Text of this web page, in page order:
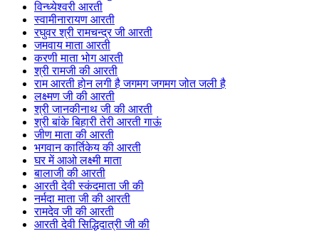
विन्ध्येश्वरी आरती
स्वामीनारायण आरती
रघुवर श्री रामचन्द्र जी आरती
जमवाय माता आरती
करणी माता भोग आरती
श्री रामजी की आरती
राम आरती होन लगी है जगमग जगमग जोत जली है
लक्ष्मण जी की आरती
श्री जानकीनाथ जी की आरती
श्री बांके बिहारी तेरी आरती गाऊं
जीण माता की आरती
भगवान कार्तिकेय की आरती
घर में आओ लक्ष्मी माता
बालाजी की आरती
आरती देवी स्कंदमाता जी की
नर्मदा माता जी की आरती
रामदेव जी की आरती
आरती देवी सिद्धिदात्री जी की